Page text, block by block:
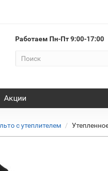
Работаем Пн-Пт 9:00-17:00
Акции
с утеплителем